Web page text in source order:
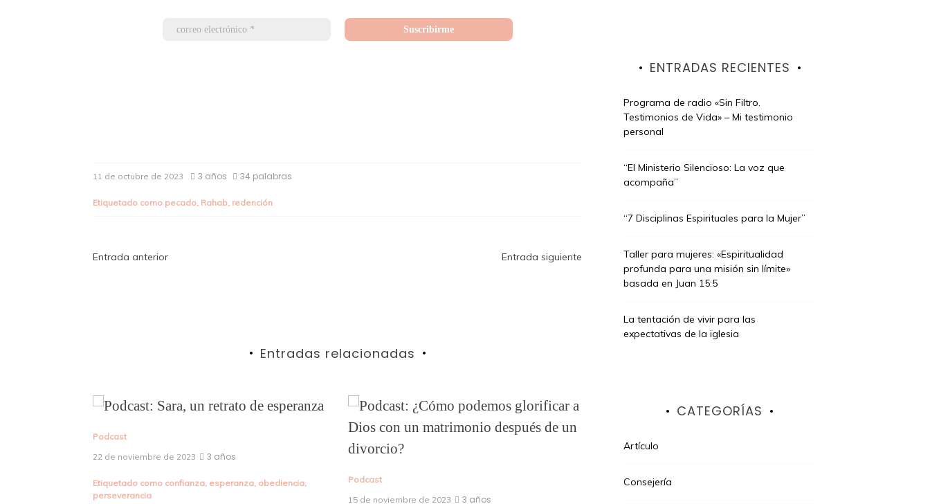
11 de octubre de 2023 3 años 34 palabras
Etiquetado como pecado, Rahab, redención
Navegación
Entrada anterior Entrada siguiente
Entradas relacionadas
Podcast
22 de noviembre de 2023
3 años
Etiquetado como confianza, esperanza, obediencia,
perseverancia
Podcast
15 de noviembre de 2023
3 años
8 de noviembre de 2023
ENTRADAS RECIENTES
Programa de radio «Sin Filtro.
Testimonios de Vida» – Mi testimonio
personal
“El Ministerio Silencioso: La voz que
acompaña”
“7 Disciplinas Espirituales para la Mujer”
Taller para mujeres: «Espiritualidad
profunda para una misión sin límite»
basada en Juan 15:5
La tentación de vivir para las
expectativas de la iglesia
CATEGORÍAS
Artículo
Consejería